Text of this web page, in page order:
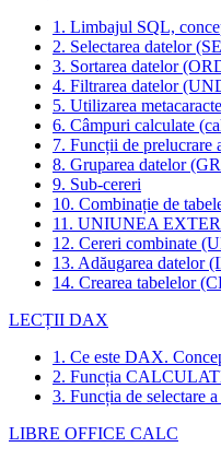
1. Limbajul SQL,
2. Selectarea datelor
3. Sortarea datelor
4. Filtrarea datelor
5. Utilizarea
6. Câmpuri calculate
7. Funcții de prelucrare
8. Gruparea datelor
9. Sub-cereri
10. Combinație de
11. UNIUNEA
12. Cereri combinate
13. Adăugarea datelor
14. Crearea tabelelor
LECȚII DAX
1. Ce este DAX.
2. Funcția
3. Funcția de selectare
LIBRE OFFICE CALC